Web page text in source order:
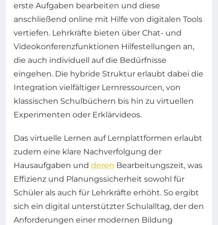
erste Aufgaben bearbeiten und diese
anschließend online mit Hilfe von digitalen Tools
vertiefen. Lehrkräfte bieten über Chat- und
Videokonferenzfunktionen Hilfestellungen an,
die auch individuell auf die Bedürfnisse
eingehen. Die hybride Struktur erlaubt dabei die
Integration vielfältiger Lernressourcen, von
klassischen Schulbüchern bis hin zu virtuellen
Experimenten oder Erklärvideos.
Das virtuelle Lernen auf Lernplattformen erlaubt
zudem eine klare Nachverfolgung der
Hausaufgaben und deren Bearbeitungszeit, was
Effizienz und Planungssicherheit sowohl für
Schüler als auch für Lehrkräfte erhöht. So ergibt
sich ein digital unterstützter Schulalltag, der den
Anforderungen einer modernen Bildung